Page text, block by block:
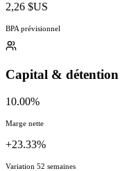
2,26 $US
BPA prévisionnel
Capital & détention
10.00%
Marge nette
+23.33%
Variation 52 semaines